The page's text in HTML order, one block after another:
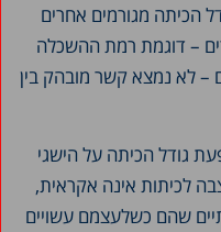
הכיתה מגורמים אחרים
– דוגמת רמת ההשכלה
– לא נמצא קשר מובהק בין
גודל הכיתה על הישגי
לכיתות אינה אקראית,
שהם כשלעצמם עשויים